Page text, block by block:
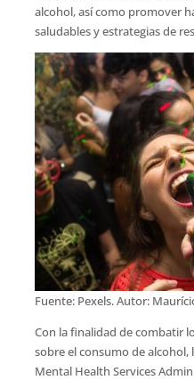
alcohol, así como promover
saludables y estrategias de
Fuente: Pexels. Autor:
Con la finalidad de combatir
sobre el consumo de alcohol,
Mental Health Services